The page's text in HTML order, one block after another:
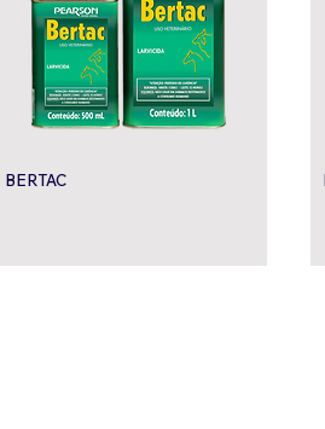
BERTAC